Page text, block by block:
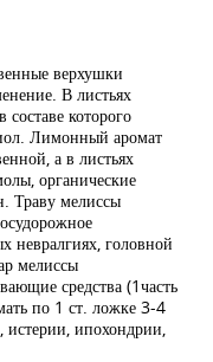
верхушки
В листьях
которого
Лимонный аромат
а в листьях
органические
Траву мелиссы
невралгиях, головной
мелиссы
средства (1часть
по 1 ст. ложке 3-4
истерии, ипохондрии,